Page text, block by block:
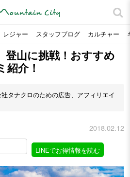
レジャー スタッフブログ カルチャー
登山に挑戦！おすすめ
介！
タナクロのための広告、アフィリエイ
2018.02.12
LINEでお得情報を読む